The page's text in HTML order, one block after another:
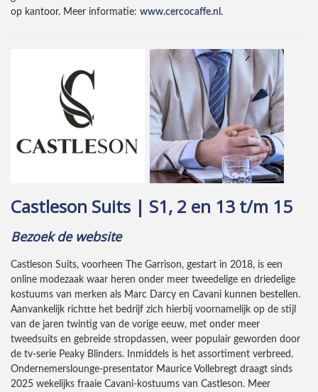
op kantoor. Meer informatie: www.cercocaffe.nl .
Castleson Suits | S1, 2 en 13 t/m 15
Bezoek de website
Castleson Suits, voorheen The Garrison, gestart in 2018, is een
online modezaak waar heren onder meer tweedelige en driedelige
kostuums van merken als Marc Darcy en Cavani kunnen bestellen.
Aanvankelijk richtte het bedrijf zich hierbij voornamelijk op de stijl
van de jaren twintig van de vorige eeuw, met onder meer
tweedsuits en gebreide stropdassen, weer populair geworden door
de tv-serie Peaky Blinders. Inmiddels is het assortiment verbreed.
Ondernemerslounge-presentator Maurice Vollebregt draagt sinds
2025 wekelijks fraaie Cavani-kostuums van Castleson. Meer